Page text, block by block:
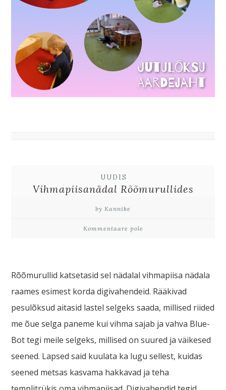
UUDIS
Vihmapiisanädal Rõõmurullides
by Kannike
Kommentaare pole
Rõõmurullid katsetasid sel nädalal vihmapiisa nädala
raames esimest korda digivahendeid. Rääkivad
pesulõksud aitasid lastel selgeks saada, millised riided
me õue selga paneme kui vihma sajab ja vahva Blue-
Bot tegi meile selgeks, millised on suured ja väikesed
seened. Lapsed said kuulata ka lugu sellest, kuidas
seened metsas kasvama hakkavad ja teha